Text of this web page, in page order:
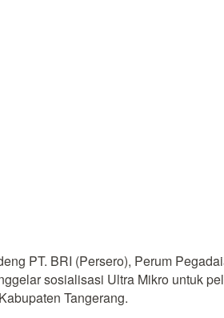
PT. BRI (Persero), Perum
sosialisasi Ultra Mikro untuk
Tangerang.